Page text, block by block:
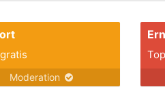
Moderation